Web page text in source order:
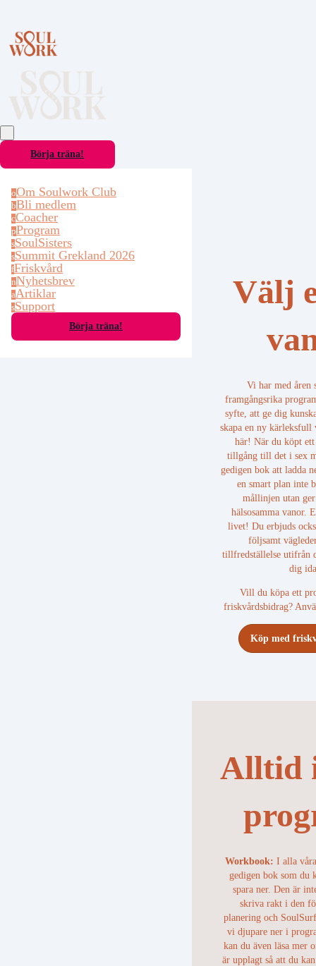
Börja träna!
oOm Soulwork Club
bBli medlem
cCoacher
pProgram
sSoulSisters
sSummit Grekland 2026
fFriskvård
nNyhetsbrev
aArtiklar
sSupport
Börja träna!
Välj
Vi har med åren
framgångsrika
syfte, att ge dig
skapa en ny kärleksfull
här! När du köpt
tillgång till det i sex
gedigen bok att ladda
en smart plan inte
mållinjen utan
hälsosamma vanor.
livet! Du erbjuds
följsamt
tillfredställelse utifrån
dig
Vill du köpa ett
friskvårdsbidrag?
Köp med
Alltid
Workbook: I alla
gedigen bok som du
spara ner. Den är
skriva rakt i den
planering och
vi djupare ner i
kan du även läsa mer
är upplagt så att du